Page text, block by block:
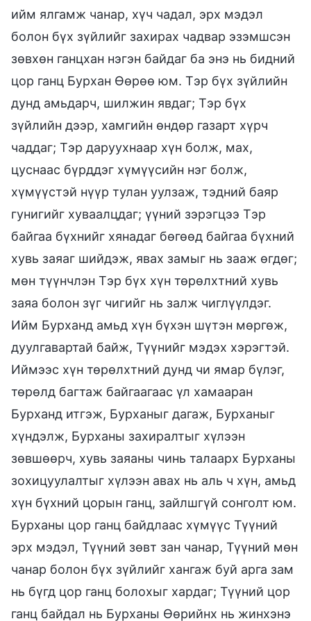
ийм ялгамж чанар, хүч чадал, эрх мэдэл
болон бүх зүйлийг захирах чадвар эзэмшсэн
зөвхөн ганцхан нэгэн байдаг ба энэ нь бидний
цор ганц Бурхан Өөрөө юм. Тэр бүх зүйлийн
дунд амьдарч, шилжин явдаг; Тэр бүх
зүйлийн дээр, хамгийн өндөр газарт хүрч
чаддаг; Тэр даруухнаар хүн болж, мах,
цуснаас бүрддэг хүмүүсийн нэг болж,
хүмүүстэй нүүр тулан уулзаж, тэдний баяр
гунигийг хуваалцдаг; үүний зэрэгцээ Тэр
байгаа бүхнийг хянадаг бөгөөд байгаа бүхний
хувь заяаг шийдэж, явах замыг нь зааж өгдөг;
мөн түүнчлэн Тэр бүх хүн төрөлхтний хувь
заяа болон зүг чигийг нь залж чиглүүлдэг.
Ийм Бурханд амьд хүн бүхэн шүтэн мөргөж,
дуулгавартай байж, Түүнийг мэдэх хэрэгтэй.
Иймээс хүн төрөлхтний дунд чи ямар бүлэг,
төрөлд багтаж байгаагаас үл хамааран
Бурханд итгэж, Бурханыг дагаж, Бурханыг
хүндэлж, Бурханы захиралтыг хүлээн
зөвшөөрч, хувь заяаны чинь талаарх Бурханы
зохицуулалтыг хүлээн авах нь аль ч хүн, амьд
хүн бүхний цорын ганц, зайлшгүй сонголт юм.
Бурханы цор ганц байдлаас хүмүүс Түүний
эрх мэдэл, Түүний зөвт зан чанар, Түүний мөн
чанар болон бүх зүйлийг хангаж буй арга зам
нь бүгд цор ганц болохыг хардаг; Түүний цор
ганц байдал нь Бурханы Өөрийнх нь жинхэнэ